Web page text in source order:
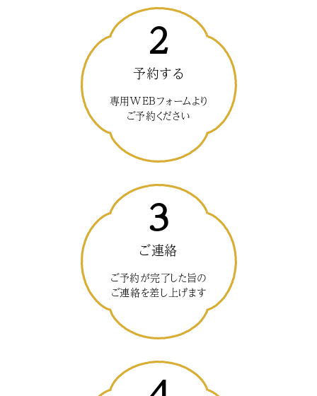
2
予約する
専用WEBフォームより
ご予約ください
3
ご連絡
ご予約が完了した旨の
ご連絡を差し上げます